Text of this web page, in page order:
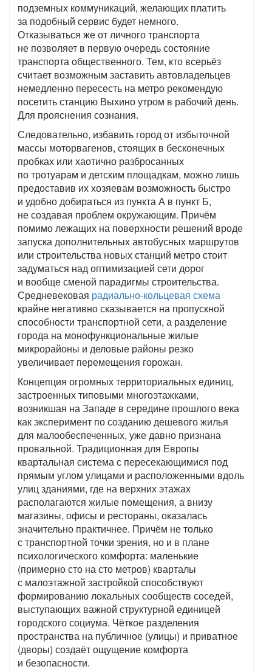
подземных коммуникаций, желающих платить
за подобный сервис будет немного.
Отказываться же от личного транспорта
не позволяет в первую очередь состояние
транспорта общественного. Тем, кто всерьёз
считает возможным заставить автовладельцев
немедленно пересесть на метро рекомендую
посетить станцию Выхино утром в рабочий день.
Для прояснения сознания.
Следовательно, избавить город от избыточной
массы моторвагенов, стоящих в бесконечных
пробках или хаотично разбросанных
по тротуарам и детским площадкам, можно лишь
предоставив их хозяевам возможность быстро
и удобно добираться из пункта А в пункт Б,
не создавая проблем окружающим. Причём
помимо лежащих на поверхности решений вроде
запуска дополнительных автобусных маршрутов
или строительства новых станций метро стоит
задуматься над оптимизацией сети дорог
и вообще сменой парадигмы строительства.
Средневековая радиально-кольцевая схема
крайне негативно сказывается на пропускной
способности транспортной сети, а разделение
города на монофункциональные жилые
микрорайоны и деловые районы резко
увеличивает перемещения горожан.
Концепция огромных территориальных единиц,
застроенных типовыми многоэтажками,
возникшая на Западе в середине прошлого века
как эксперимент по созданию дешевого жилья
для малообеспеченных, уже давно признана
провальной. Традиционная для Европы
квартальная система с пересекающимися под
прямым углом улицами и расположенными вдоль
улиц зданиями, где на верхних этажах
располагаются жилые помещения, а внизу
магазины, офисы и рестораны, оказалась
значительно практичнее. Причём не только
с транспортной точки зрения, но и в плане
психологического комфорта: маленькие
(примерно сто на сто метров) кварталы
с малоэтажной застройкой способствуют
формированию локальных сообществ соседей,
выступающих важной структурной единицей
городского социума. Чёткое разделения
пространства на публичное (улицы) и приватное
(дворы) создаёт ощущение комфорта
и безопасности.